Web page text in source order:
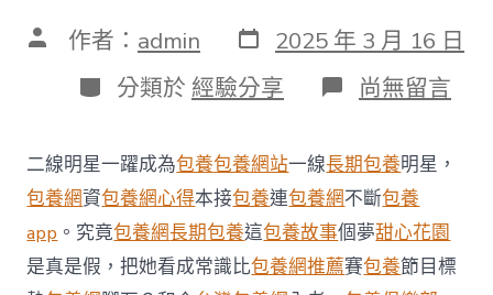
文 作者： admin 發
表
日
期
2025 年 3 月 16 日
分
類
分類於 經驗分享 在
〈聰
賦
能
拉
滿
商
圈
現
尚無留言
二線明星一躍成為包養包養網站一線長期包養明星，
包養網資包養網心得本接包養連包養網不斷包養
app 。究竟包養網長期包養這包養故事個夢甜心花園
是真是假，把她看成常識比包養網推薦賽包養節目標